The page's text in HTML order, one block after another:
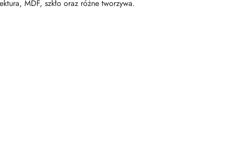
MDF, szkło oraz różne tworzywa.